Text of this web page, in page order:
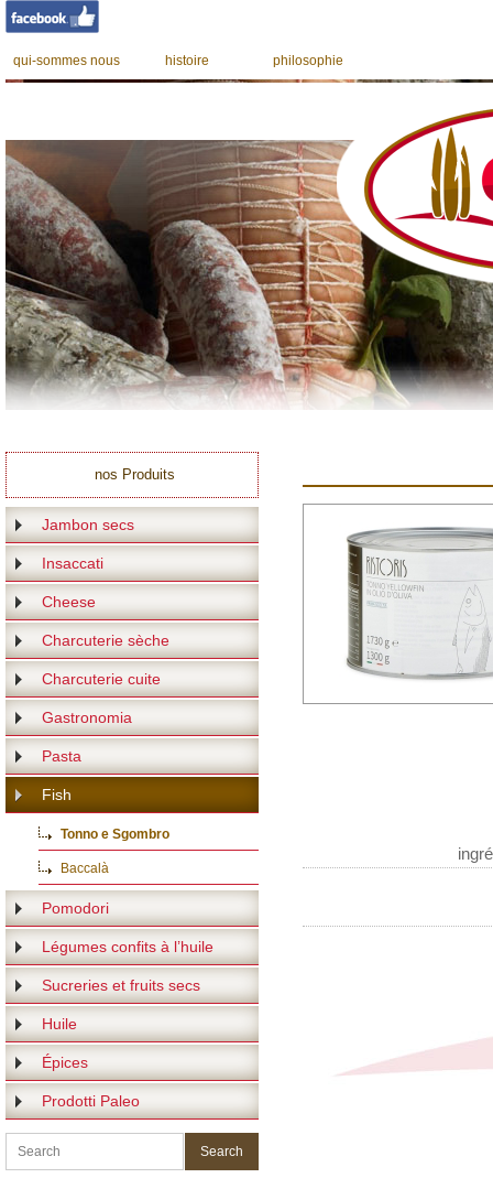
qui-sommes nous histoire philosophie
nos Produits
Jambon secs
Insaccati
Cheese
Charcuterie sèche
Charcuterie cuite
Gastronomia
Pasta
Fish
Tonno e Sgombro
Baccalà
Pomodori
Légumes confits à l’huile
Sucreries et fruits secs
Huile
Épices
Prodotti Paleo